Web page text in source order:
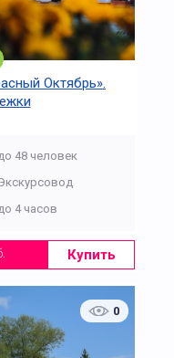
Октябрь».
48 человек
4 часов
Купить
0